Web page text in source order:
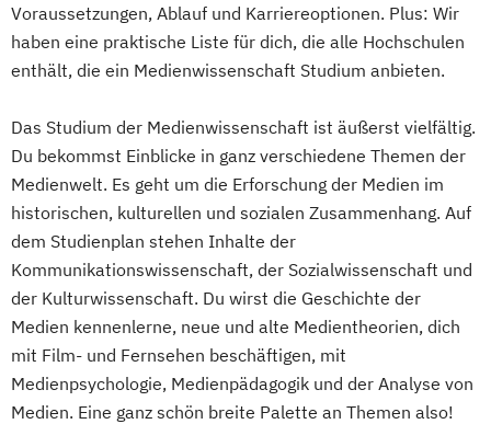
Voraussetzungen, Ablauf und Karriereoptionen. Plus: Wir
haben eine praktische Liste für dich, die alle Hochschulen
enthält, die ein Medienwissenschaft Studium anbieten.
Das Studium der Medienwissenschaft ist äußerst vielfältig.
Du bekommst Einblicke in ganz verschiedene Themen der
Medienwelt. Es geht um die Erforschung der Medien im
historischen, kulturellen und sozialen Zusammenhang. Auf
dem Studienplan stehen Inhalte der
Kommunikationswissenschaft, der Sozialwissenschaft und
der Kulturwissenschaft. Du wirst die Geschichte der
Medien kennenlerne, neue und alte Medientheorien, dich
mit Film- und Fernsehen beschäftigen, mit
Medienpsychologie, Medienpädagogik und der Analyse von
Medien. Eine ganz schön breite Palette an Themen also!